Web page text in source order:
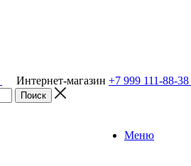
Интернет-магазин +7 999 111-88-38
Меню